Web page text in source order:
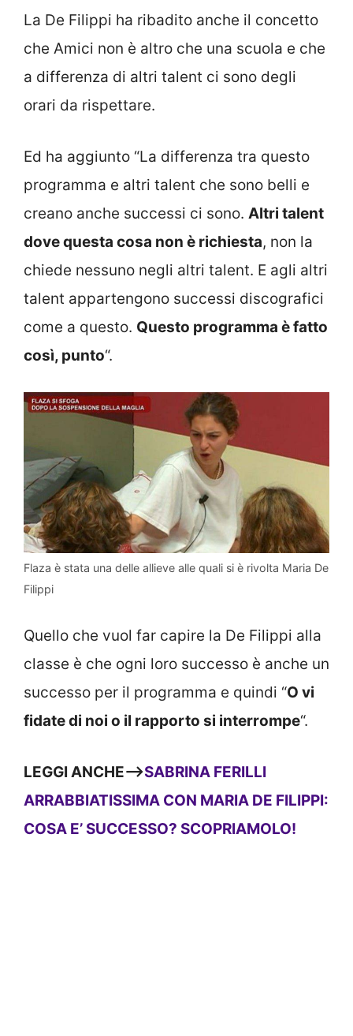
La De Filippi ha ribadito anche il concetto
che Amici non è altro che una scuola e che
a differenza di altri talent ci sono degli
orari da rispettare.
Ed ha aggiunto “La differenza tra questo
programma e altri talent che sono belli e
creano anche successi ci sono. Altri talent
dove questa cosa non è richiesta, non la
chiede nessuno negli altri talent. E agli altri
talent appartengono successi discografici
come a questo. Questo programma è fatto
così, punto“.
Flaza è stata una delle allieve alle quali si è rivolta Maria De
Filippi
Quello che vuol far capire la De Filippi alla
classe è che ogni loro successo è anche un
successo per il programma e quindi “O vi
fidate di noi o il rapporto si interrompe“.
LEGGI ANCHE—>SABRINA FERILLI
ARRABBIATISSIMA CON MARIA DE FILIPPI:
COSA E’ SUCCESSO? SCOPRIAMOLO!